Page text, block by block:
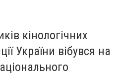
кінологічних
України вібувся на